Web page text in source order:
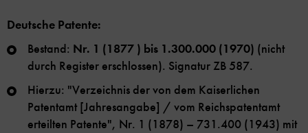
Deutsche Patente:
Bestand: Nr. 1 (1877 ) bis 1.300.000 (1970) (nicht
durch Register erschlossen). Signatur ZB 587.
Hierzu: "Verzeichnis der von dem Kaiserlichen
Patentamt [Jahresangabe] / vom Reichspatentamt
erteilten Patente", Nr. 1 (1878) – 731.400 (1943) mit